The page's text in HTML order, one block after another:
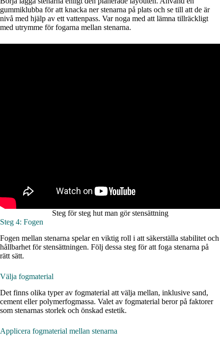
gummiklubba för att knacka ner stenarna på plats och se till att de är
nivå med hjälp av ett vattenpass. Var noga med att lämna tillräckligt
med utrymme för fogarna mellan stenarna.
Steg för steg hut man gör stensättning
Steg 4: Fogen
Fogen mellan stenarna spelar en viktig roll i att säkerställa stabilitet och
hållbarhet för stensättningen. Följ dessa steg för att foga stenarna på
rätt sätt.
Välja fogmaterial
Det finns olika typer av fogmaterial att välja mellan, inklusive sand,
cement eller polymerfogmassa. Valet av fogmaterial beror på faktorer
som stenarnas storlek och önskad estetik.
Applicera fogmaterial mellan stenarna